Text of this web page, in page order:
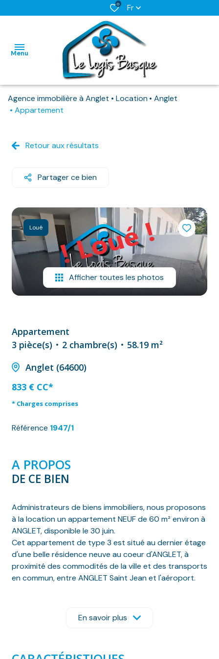
0 Fr
Menu
L'AGENCE
DISPONIBLES
PRO
BIENS
LOUES
PRO
NOS
VILLES
DOSSIER DE
CANDIDATURE
NOS
CONTACT
Agence immobilière à Anglet Location
Anglet
Appartement
Retour aux résultats
Partager ce bien
Loué
Afficher toutes les photos
Appartement
3 pièce(s)
2 chambre(s)
58.19 m²
Anglet (64600)
833 € CC*
* Charges comprises
Référence 1947/1
A PROPOS
DE CE BIEN
Administrateurs de biens immobiliers, nous proposons
à la location un appartement NEUF de 60 m² environ à
ANGLET, disponible le 30 juin.
Cet appartement de type 3 est situé au dernier étage
d'une belle résidence neuve au coeur d'ANGLET, à
proximité des commodités de la ville et des transports
en commun, entre ANGLET Saint Jean et l'aéroport.
et équipée d'une plaque vitrocéramique et d'une
hotte donnant sur un beau balcon, une salle d'eau, un
En savoir plus